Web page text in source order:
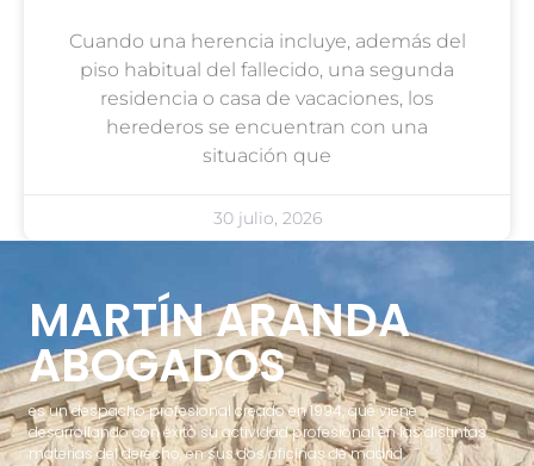
Cuando una herencia incluye, además del
piso habitual del fallecido, una segunda
residencia o casa de vacaciones, los
herederos se encuentran con una
situación que
30 julio, 2026
MARTÍN ARANDA
ABOGADOS
es un despacho profesional creado en 1994, que viene
desarrollando con éxito su actividad profesional en las distintas
materias del derecho, en sus dos oficinas de madrid.